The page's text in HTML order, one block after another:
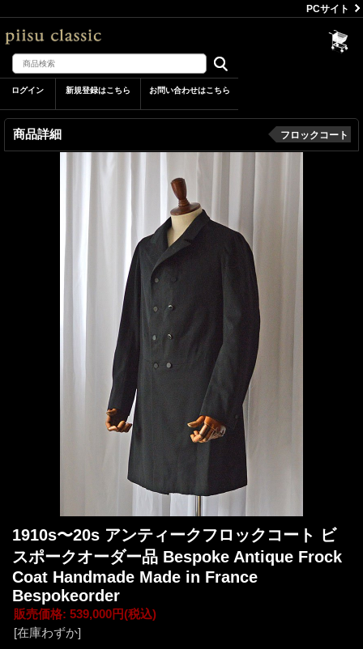
PCサイト
ログイン 新規登録はこちら お問い合わせはこちら
商品詳細 フロックコート
1910s〜20s アンティークフロックコート ビ
スポークオーダー品 Bespoke Antique Frock
Coat Handmade Made in France
Bespokeorder
販売価格: 539,000円(税込)
[在庫わずか]